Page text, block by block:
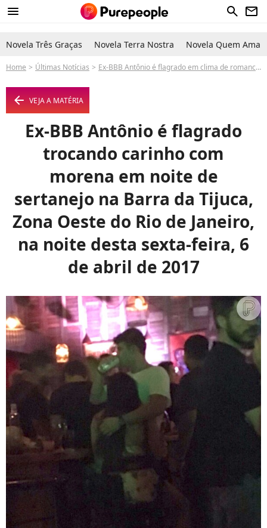
menu search newsletter
Novela Três Graças Novela Terra Nostra Novela Quem Ama
Home Últimas Notícias Ex-BBB Antônio é flagrado em clima de romance com jovem em noite de sertanejo
arrow_left VEJA A MATÉRIA
Ex-BBB Antônio é flagrado
trocando carinho com
morena em noite de
sertanejo na Barra da Tijuca,
Zona Oeste do Rio de Janeiro,
na noite desta sexta-feira, 6
de abril de 2017